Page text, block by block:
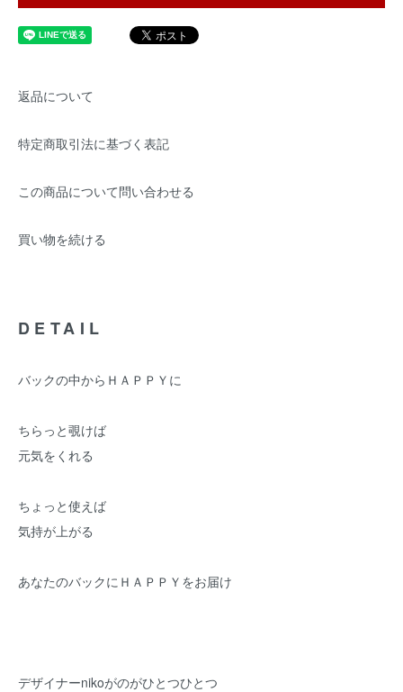
返品について
特定商取引法に基づく表記
この商品について問い合わせる
買い物を続ける
DETAIL
バックの中からＨＡＰＰＹに
ちらっと覗けば
元気をくれる
ちょっと使えば
気持が上がる
あなたのバックにＨＡＰＰＹをお届け
デザイナーnikoがのがひとつひとつ